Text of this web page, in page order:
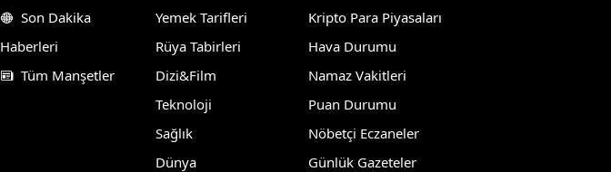
Giresun
Gümüşhane
Hakkari
Isparta
Son Dakika
Haberleri
Tüm Manşetler
Yemek Tarifleri
Rüya Tabirleri
Dizi&Film
Teknoloji
Sağlık
Dünya
Kripto Para Piyasaları
Hava Durumu
Namaz Vakitleri
Puan Durumu
Nöbetçi Eczaneler
Günlük Gazeteler